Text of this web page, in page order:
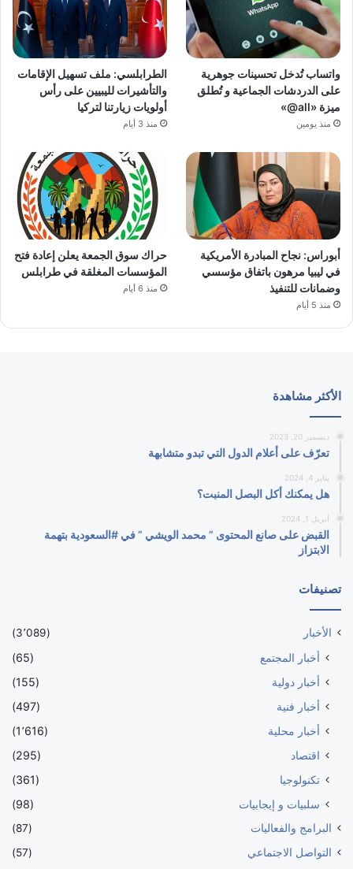
واتساب تُدخل تحسينات جوهرية
على الدردشات الجماعية و تُطلق
ميزة «all@»
منذ يومين
الطرابلسي: ملف تسهيل الإقامات
والتأشيرات لليبيين على رأس
أولويات زيارتنا لتركيا
منذ 3 أيام
أبوراس: نجاح المبادرة الأمريكية
في ليبيا مرهون باتفاق مؤسسي
وضمانات للتنفيذ
منذ 5 أيام
حراك سوق الجمعة يعلن إعادة فتح
المؤسسات المغلقة في طرابلس
منذ 6 أيام
الأكثر مشاهدة
ديسمبر 20, 2023
تعرّف على أعلام الدول التي تبدو متشابهة
يناير 4, 2024
هل يمكنك أكل البصل المنبت؟
أبريل 1, 2024
القبض على صانع المحتوى ” محمد الويشي ” في #السعودية بتهمة
الابتزاز
تصنيفات
الأخبار (3٬089)
أخبار المجتمع
(65)
أخبار دولية
(155)
أخبار فنية
(497)
أخبار محلية
(1٬616)
اقتصاد
(295)
تكنولوجيا
(361)
سلبيات و إيجابيات
(98)
البرامج والفعاليات
(87)
التواصل الاجتماعي
(57)